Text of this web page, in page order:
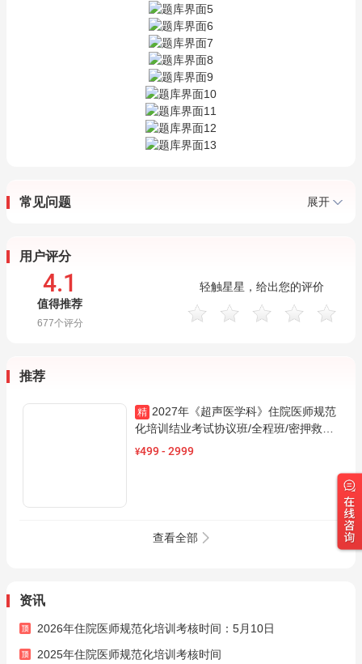
常见问题 展开
用户评分
4.1
值得推荐
677个评分
轻触星星，给出您的评价
推荐
精 2027年《超声医学科》住院医师规范
化培训结业考试协议班/全程班/密押救命
课/通关班（赠题库）
¥499 - 2999
查看全部
资讯
2026年住院医师规范化培训考核时间：5月10日
2025年住院医师规范化培训考核时间